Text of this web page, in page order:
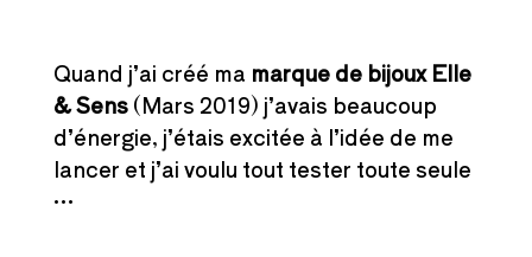
Quand j’ai créé ma marque de bijoux Elle
& Sens(Mars 2019) j’avais beaucoup
d’énergie, j’étais excitée à l’idée de me
lancer et j’ai voulu tout tester toute seule
…